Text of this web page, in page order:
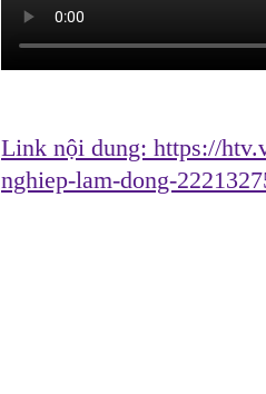
Link nội dung: https://
nghiep-lam-dong-